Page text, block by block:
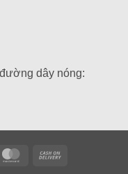
dây nóng:
MasterCard